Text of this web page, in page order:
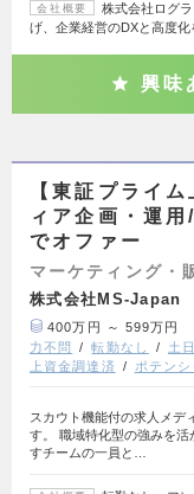
会社概要
株式会社ログ
げ、企業経営のDXと高度
興味
【東証プライ
ィア企画・運
でオファー
マーケティング・
株式会社MS-Japan
400万円 ～ 599万円
力不問
転勤なし 土
上資金調達済
ポテンシ
スカウト機能付の求人メデ
す。 職域特化型の強みを
すチームの一員と…